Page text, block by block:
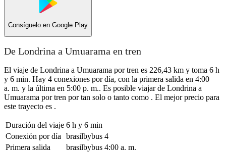
Consíguelo en Google Play
De Londrina a Umuarama en tren
El viaje de Londrina a Umuarama por tren es 226,43 km y toma 6 h
y 6 min. Hay 4 conexiones por día, con la primera salida en 4:00
a. m. y la última en 5:00 p. m.. Es posible viajar de Londrina a
Umuarama por tren por tan solo o tanto como . El mejor precio para
este trayecto es .
Duración del viaje 6 h y 6 min
Conexión por día
brasilbybus 4
Primera salida
brasilbybus 4:00 a. m.